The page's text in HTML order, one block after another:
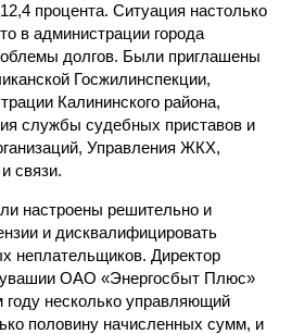
процента. Ситуация настолько
в администрации города
долгов. Были приглашены
Госжилинспекции,
Калининского района,
службы судебных приставов и
Управления ЖКХ,
связи.
настроены решительно и
и дисквалифицировать
неплательщиков. Директор
ОАО «Энергосбыт Плюс»
несколько управляющий
половину начисленных сумм, и